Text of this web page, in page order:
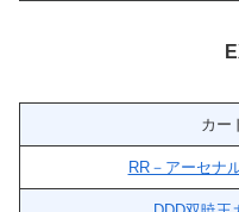
カー
RR－アーセナ